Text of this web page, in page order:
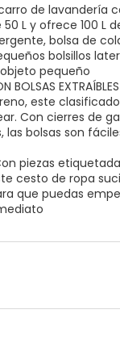
carro de lavandería
L y ofrece 100 L
bolsa de
bolsillos
pequeño
BOLSAS
este
Con cierres de
las bolsas son
Con piezas
cesto de ropa
que puedas